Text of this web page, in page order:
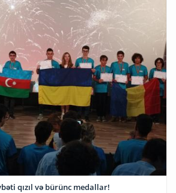
qızıl və bürünc medallar!